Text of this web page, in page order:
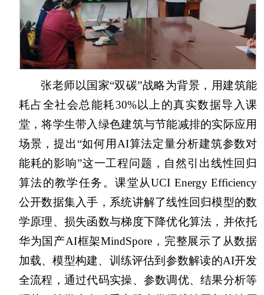
张老师以国家“双碳”战略为背景，用建筑能
耗占全社会总能耗30%以上的真实数据导入课
堂，将学生带入绿色建筑与节能减排的实际应用
场景，提出“如何用AI算法定量分析建筑参数对
能耗的影响”这一工程问题，自然引出线性回归
算法的教学任务。课堂从UCI Energy Efficiency
公开数据集入手，系统讲解了线性回归模型的数
学原理、损失函数与梯度下降优化算法，并依托
华为国产AI框架MindSpore，完整展示了从数据
加载、模型构建、训练评估到参数解读的AI开发
全流程，通过代码实操、参数调优、结果分析等